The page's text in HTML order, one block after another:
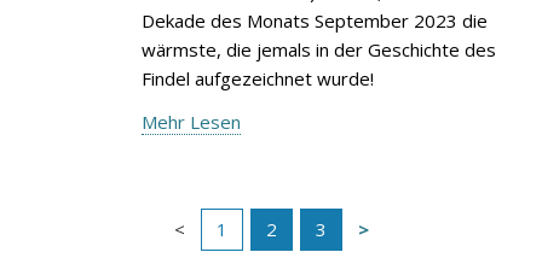
Dekade des Monats September 2023 die
wärmste, die jemals in der Geschichte des
Findel aufgezeichnet wurde!
Mehr Lesen
1 2 3